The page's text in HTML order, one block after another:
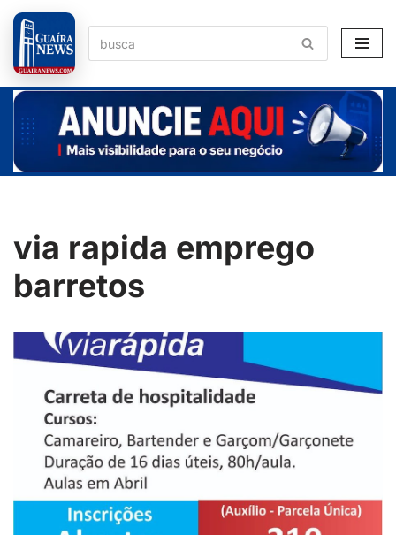
Pular
para
o
conteúdo
via rapida emprego
barretos